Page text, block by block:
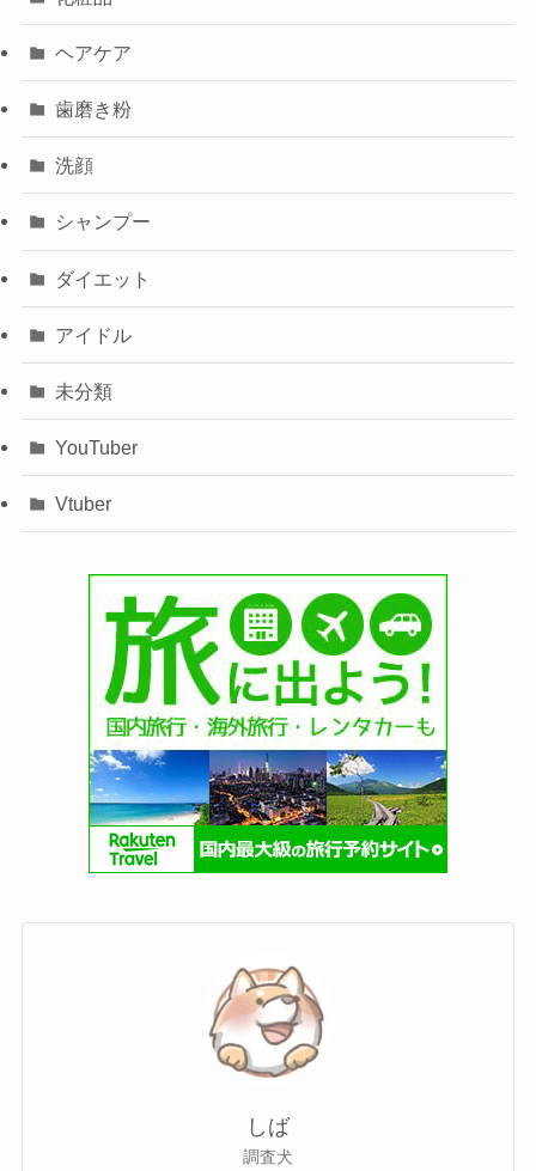
ヘアケア
歯磨き粉
洗顔
シャンプー
ダイエット
アイドル
未分類
YouTuber
Vtuber
しば
調査犬